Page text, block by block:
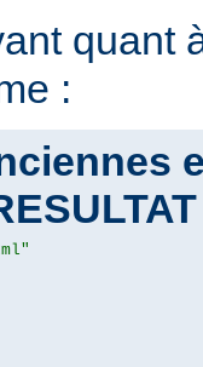
quant
: